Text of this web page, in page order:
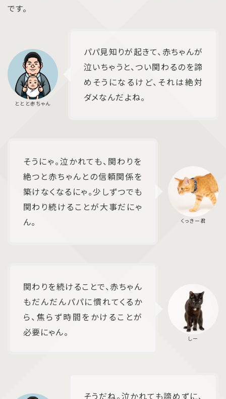
です。
パパ見知りが起きて、赤ちゃんが
泣いちゃうと、つい関わるのを諦
めそうになるけど、それは絶対
ダメなんだよね。
そうにゃ。泣かれても、関わりを
絶つと赤ちゃんとの信頼関係を
築けなくなるにゃ。少しずつでも
関わり続けることが大事だにゃ
ん。
関わりを続けることで、赤ちゃん
もだんだんパパに慣れてくるか
ら、焦らず時間をかけることが
必要にゃん。
そうだね。泣かれても諦めずに、